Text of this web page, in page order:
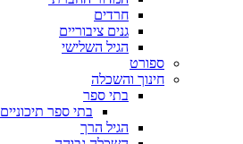
חרדים
גנים ציבוריים
הגיל השלישי
ספורט
חינוך והשכלה
בתי ספר
בתי ספר תיכוניים
הגיל הרך